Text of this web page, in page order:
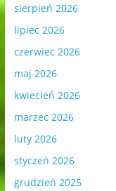
sierpień 2026
lipiec 2026
czerwiec 2026
maj 2026
kwiecień 2026
marzec 2026
luty 2026
styczeń 2026
grudzień 2025